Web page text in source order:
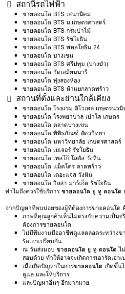
สถานีรถไฟฟ้า
ขายคอนโด BTS เสนานิคม
ขายคอนโด BTS ม.เกษตรศาสตร์
ขายคอนโด BTS กรมป่าไม้
ขายคอนโด BTS รัชโยธิน
ขายคอนโด BTS พหลโยธิน 24
ขายคอนโด บางเขน
ขายคอนโด BTS ศรีปทุม (บางบัว)
ขายคอนโด วัดเสมียนนารี
ขายคอนโด ทุ่งสองห้อง
ขายคอนโด BTS ห้าแยกลาดพร้าว
สถานที่ตั้งและย่านใกล้เคียง
ขายคอนโด โรงแรม ลิโวเทล เกษตรนวมิ
ขายคอนโด โรงพยาบาล เปาโล เกษตร
ขายคอนโด ตลาดบางเขน
ขายคอนโด พิพิธภัณฑ์ สัตววิทยา
ขายคอนโด มหาวิทยาลัย เกษตรศาสตร์
ขายคอนโด เมเจอร์ รัชโยธิน
ขายคอนโด เทสโก้ โลตัส วังหิน
ขายคอนโด แม็คโคร ลาดพร้าว
ขายคอนโด เดอะแจส วังหิน
ขายคอนโด วิลล่า มาร์เก็ต รัชโยธิน
ทำไมถึงควรใช้บริการขายคอนโด ยู ทู คอนโด
จากปัญหาที่พบบ่อยของผู้ที่ต้องการขายคอนโด
ภาพที่คุณลูกค้าเห็นไม่ตรงกับความเป็นจ
ต้องการขายคอนโด
ไม่มีทีมงานมืออาชีพดูแลตลอดระหว่างข
รัดเอาเปรียบกัน
ณ วันส่งมอบขายคอนโด ยู ทู คอนโด ไ
สอบด้วย ทำให้อาจจะเกิดการเอารัดเอา
เมื่อเกิดปัญหาในการขายคอนโด เกิดขึ้น
ดูแล และให้บริการ
และปัญหาอื่นๆ อีกมากมาย